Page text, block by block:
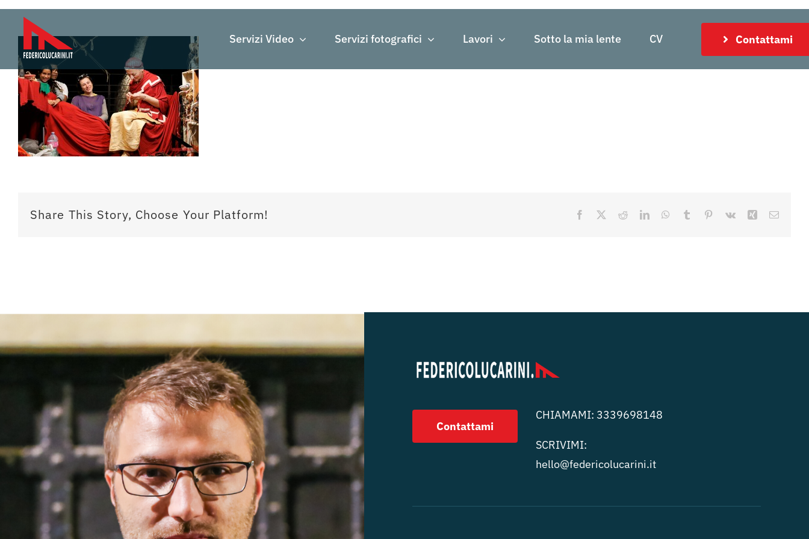
Salta
contenuto
Servizi Video Servizi fotografici Lavori Sotto la mia lente CV Contattami
Share This Story, Choose Your Platform! Facebook RedditLinkedInWhatsApp
Tumblr Pinterest
Vk Xing Email
Contattami
CHIAMAMI: 3339698148
SCRIVIMI:
hello@federicolucarini.it